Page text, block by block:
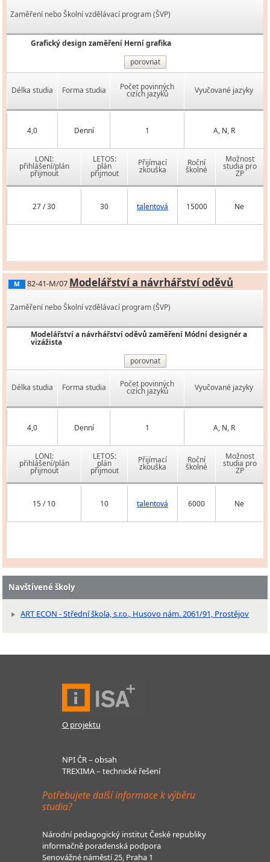
Zaměření nebo Školní vzdělávací program (ŠVP)
Grafický design zaměření Herní grafika
porovnat
Délka studia Forma studia Počet povinných
cizích jazyků Vyučované jazyky
4,0 Denní 1 A, N, R
LONI:
přihlášení/plán
přijmout
LETOS:
plán
přijmout
Přijímací
zkouška
Roční
školné
Možnost
studia pro
ZP
27 / 30 30 talentová 15000 Ne
M 82-41-M/07 Modelářství a návrhářství oděvů
Zaměření nebo Školní vzdělávací program (ŠVP)
Modelářství a návrhářství oděvů zaměření Módní designér a
vizážista
porovnat
Délka studia Forma studia Počet povinných
cizích jazyků Vyučované jazyky
4,0 Denní 1 A, N, R
LONI:
přihlášení/plán
přijmout
LETOS:
plán
přijmout
Přijímací
zkouška
Roční
školné
Možnost
studia pro
ZP
15 / 10 10 talentová 6000 Ne
Navštívené školy
ART ECON - Střední škola, s.r.o., Husovo nám. 2061/91, Prostějov
O projektu
NPI ČR – obsah
TREXIMA – technické řešení
Potřebujete další informace k výběru
studia?
Národní pedagogický institut České republiky
informačně poradenská podpora
Senovážné náměstí 25, Praha 1